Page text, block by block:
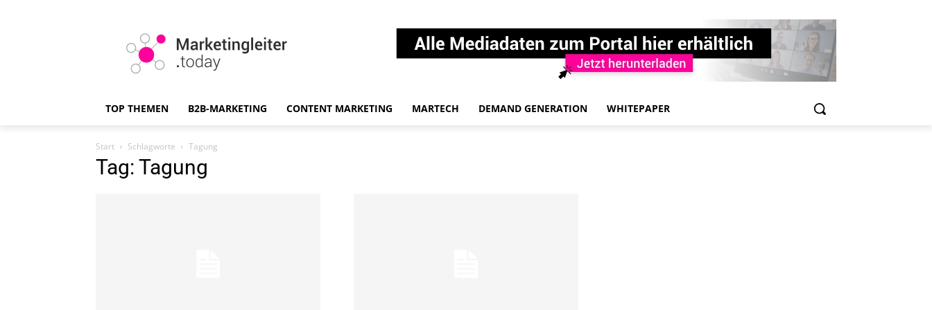
TOP THEMEN B2B-MARKETING CONTENT MARKETING MARTECH DEMAND GENERATION WHITEPAPER
Start Schlagworte Tagung
Tag: Tagung